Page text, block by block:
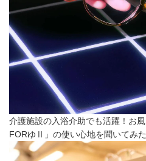
介護施設の入浴介助でも活躍！お
FORゆⅡ」の使い心地を聞いてみた